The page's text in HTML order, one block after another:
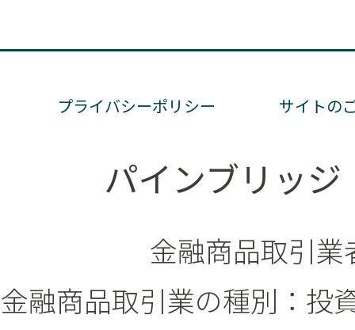
プライバシーポリシー サイトの
パインブリッ
金融商品取引
金融商品取引業の種別：投